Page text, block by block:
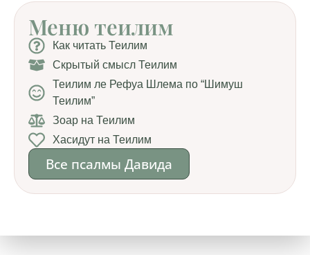
Меню теилим
Как читать Теилим
Скрытый смысл Теилим
Теилим ле Рефуа Шлема по “Шимуш
Теилим”
Зоар на Теилим
Хасидут на Теилим
Все псалмы Давида